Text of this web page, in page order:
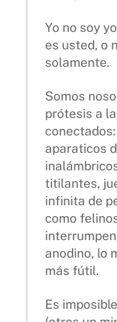
Yo no soy
es usted, o
solamente.
Somos
prótesis a
conectados:
aparaticos
titilantes,
infinita de
como
anodino, lo
más fútil.
Es